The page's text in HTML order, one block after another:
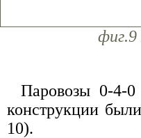
фиг.9
Паровозы 0-
конструкции
10).